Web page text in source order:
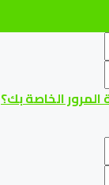
الخاصة بك؟